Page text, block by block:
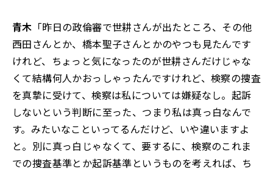
青木 「昨日の政倫審で世耕さんが出たところ、その他
西田さんとか、橋本聖子さんとかのやつも見たんです
けれど、ちょっと気になったのが世耕さんだけじゃな
くて結構何人かおっしゃったんですけれど、検察の捜査
を真摯に受けて、検察は私については嫌疑なし。起訴
しないという判断に至った、つまり私は真っ白なんで
す。みたいなこといってるんだけど、いや違いますよ
と。別に真っ白じゃなくて、要するに、検察のこれま
での捜査基準とか起訴基準というものを考えれば、ち